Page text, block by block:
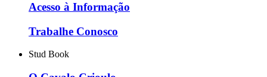
Acesso à Informação
Trabalhe Conosco
Stud Book